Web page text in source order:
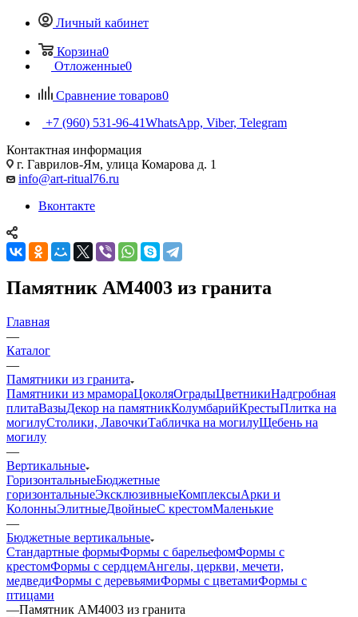
Личный кабинет
Корзина0
Отложенные0
Сравнение товаров0
+7 (960) 531-96-41WhatsApp, Viber, Telegram
Контактная информация
г. Гаврилов-Ям, улица Комарова д. 1
info@art-ritual76.ru
Вконтакте
Памятник AM4003 из гранита
Главная
—
Каталог
—
Памятники из гранита
Памятники из мрамораЦоколяОградыЦветникиНадгробная
плитаВазыДекор на памятникКолумбарийКрестыПлитка на
могилуСтолики, ЛавочкиТабличка на могилуЩебень на
могилу
—
Вертикальные
ГоризонтальныеБюджетные
горизонтальныеЭксклюзивныеКомплексыАрки и
КолонныЭлитныеДвойныеС крестомМаленькие
—
Бюджетные вертикальные
Стандартные формыФормы с барельефомФормы с
крестомФормы с сердцемАнгелы, церкви, мечети,
медведиФормы с деревьямиФормы с цветамиФормы с
птицами
—Памятник AM4003 из гранита